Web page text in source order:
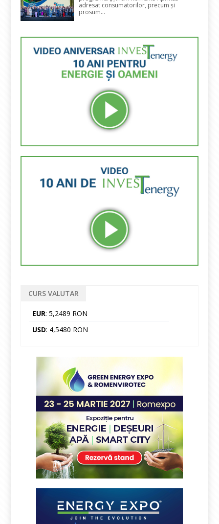
adresat consumatorilor, precum și
prosum...
CURS VALUTAR
EUR: 5,2489 RON
USD: 4,5480 RON